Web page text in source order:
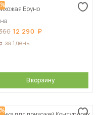
Бруно
12 290
за 1 день
В корзину